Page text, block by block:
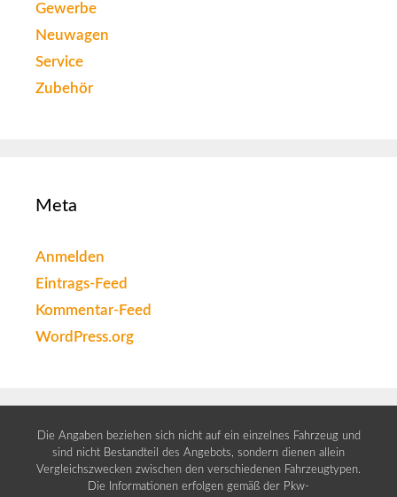
Gewerbe
Neuwagen
Service
Zubehör
Meta
Anmelden
Eintrags-Feed
Kommentar-Feed
WordPress.org
Die Angaben beziehen sich nicht auf ein einzelnes Fahrzeug und
sind nicht Bestandteil des Angebots, sondern dienen allein
Vergleichszwecken zwischen den verschiedenen Fahrzeugtypen.
Die Informationen erfolgen gemäß der Pkw-